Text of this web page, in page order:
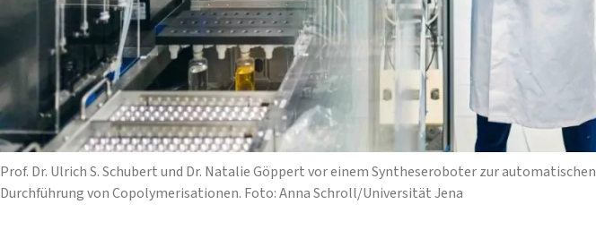
Prof. Dr. Ulrich S. Schubert und Dr. Natalie Göppert vor einem Syntheseroboter zur automatischen
Durchführung von Copolymerisationen. Foto: Anna Schroll/Universität Jena